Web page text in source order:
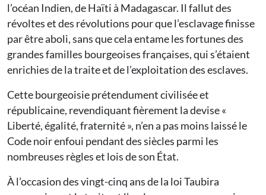
l’océan Indien, de Haïti à Madagascar. Il fallut des
révoltes et des révolutions pour que l’esclavage finisse
par être aboli, sans que cela entame les fortunes des
grandes familles bourgeoises françaises, qui s’étaient
enrichies de la traite et de l’exploitation des esclaves.
Cette bourgeoisie prétendument civilisée et
républicaine, revendiquant fièrement la devise «
Liberté, égalité, fraternité », n’en a pas moins laissé le
Code noir enfoui pendant des siècles parmi les
nombreuses règles et lois de son État.
À l’occasion des vingt-cinq ans de la loi Taubira